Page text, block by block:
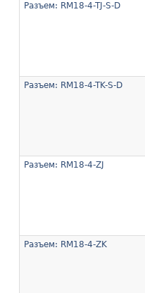
Разъем: RM18-4-TJ-S-D
Разъем: RM18-4-TK-S-D
Разъем: RM18-4-ZJ
Разъем: RM18-4-ZK